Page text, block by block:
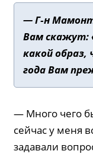
— Г‑н
Вам скажут:
какой образ,
года Вам
— Много чего
сейчас у меня
задавали